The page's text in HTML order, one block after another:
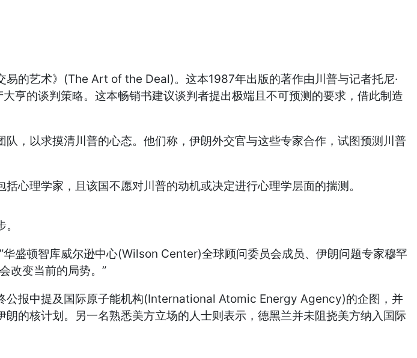
的艺术》(The Art of the Deal)。这本1987年出版的著作由川普与记者托尼·
亨的谈判策略。这本畅销书建议谈判者提出极端且不可预测的要求，借此制造
，以求摸清川普的心态。他们称，伊朗外交官与这些专家合作，试图预测川普
心理学家，且该国不愿对川普的动机或决定进行心理学层面的揣测。
盛顿智库威尔逊中心(Wilson Center)全球顾问委员会成员、伊朗问题专家穆罕
改变当前的局势。”
公报中提及国际原子能机构(International Atomic Energy Agency)的企图，并
的核计划。另一名熟悉美方立场的人士则表示，德黑兰并未阻挠美方纳入国际